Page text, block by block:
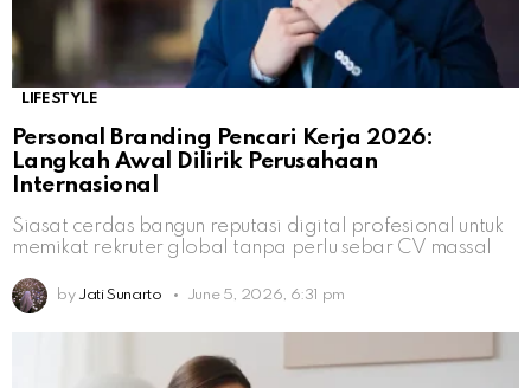
LIFESTYLE
Personal Branding Pencari Kerja 2026:
Langkah Awal Dilirik Perusahaan
Internasional
Siasat cerdas bangun reputasi digital profesional untuk
memikat rekruter global tanpa perlu sebar CV massal
by Jati Sunarto June 5, 2026, 6:31 pm